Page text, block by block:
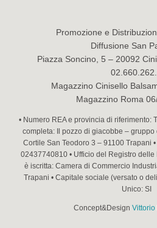
Promozione e
Diffusione San
Piazza Soncino, 5 – 20092
Magazzino Cinisello
Magazzino Roma
• Numero REA e provincia di riferimento:
completa: Il pozzo di giacobbe – gruppo
Cortile San Teodoro 3 – 91100 Trapani
02437740810 • Ufficio del Registro
è iscritta: Camera di Commercio
Trapani • Capitale sociale (versato o
Unico: SI
Concept&Design Vittorio